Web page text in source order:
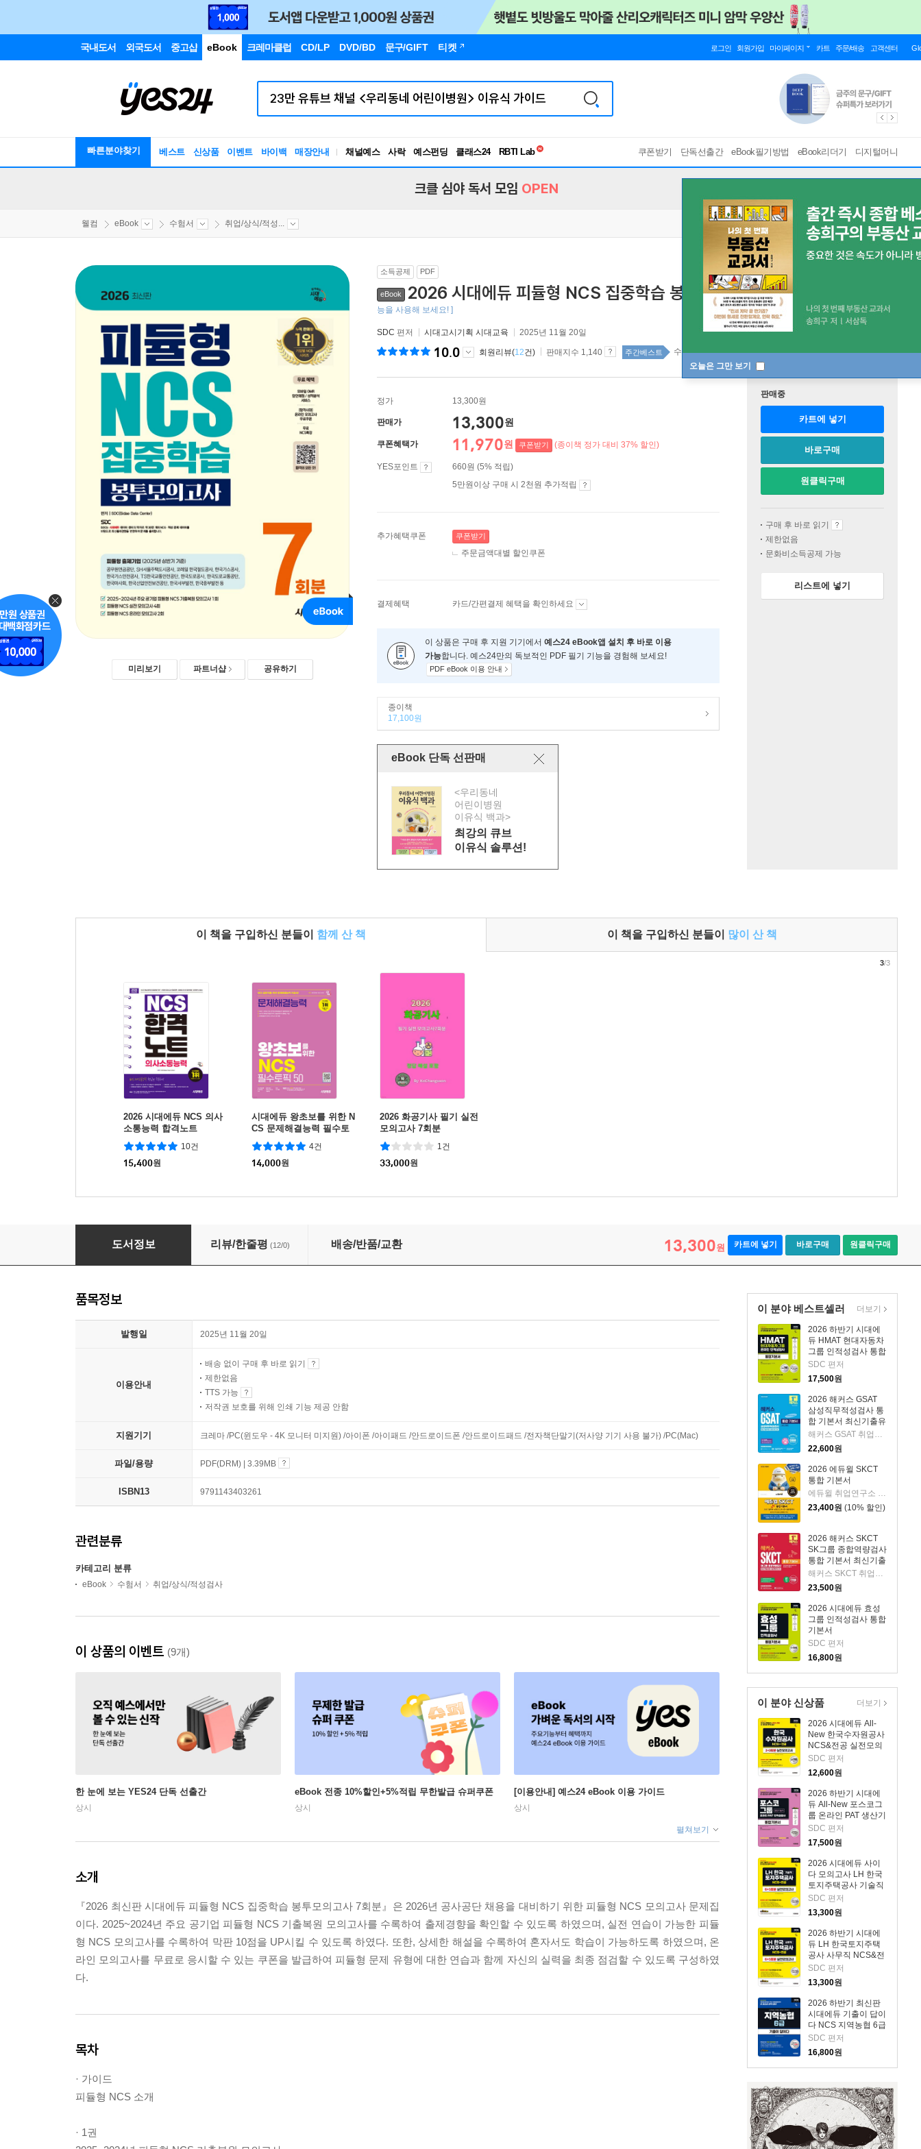
국내도서 외국도서 중고샵 eBook 크레마클럽 CD/LP DVD/BD 문구/GIFT 티켓 로그인 회원가입 마이페이지 카트 주문/배송 고객센터
빠른분야찾기 베스트 신상품 이벤트 바이백 매장안내 채널예스 사락 예스펀딩 클래스24
독서유형검사
쿠폰받기 단독선출간 eBook필기방법 eBook리더기 디지털머니
오늘은 그만 보기
크클 심야 독서 모임 OPEN
웰컴 eBook 수험서 취업/상식/적성...
미리보기 파트너샵 공유하기
소득공제 PDF
eBook 2026 시대에듀 피듈형 NCS 집중학습 봉투모의고사 7회분
능을 사용해 보세요! ]
SDC 편저 시대고시기획 시대교육 2025년 11월 20일
10.0 회원리뷰(12건) 판매지수 1,140 주간베스트 수험서 199위
정가 13,300원
판매가 13,300원
쿠폰혜택가 11,970원 쿠폰받기 (종이책 정가 대비 37% 할인)
YES포인트
660원 (5% 적립)
5만원이상 구매 시 2천원 추가적립
추가혜택쿠폰 쿠폰받기
주문금액대별 할인쿠폰
결제혜택 카드/간편결제 혜택을 확인하세요
이 상품은 구매 후 지원 기기에서 예스24 eBook앱 설치 후 바로 이용
가능합니다. 예스24만의 독보적인 PDF 필기 기능을 경험해 보세요!
PDF eBook 이용 안내
종이책
17,100원
eBook 단독 선판매
<우리동네
어린이병원
이유식 백과>
최강의 큐브
이유식 솔루션!
판매중
카트에 넣기
바로구매
원클릭구매
구매 후 바로 읽기
제한없음
문화비소득공제 가능
리스트에 넣기
이 책을 구입하신 분들이 함께 산 책 이 책을 구입하신 분들이 많이 산 책
2026 시대에듀 NCS 의사
소통능력 합격노트
10건
15,400원
시대에듀 왕초보를 위한 N
CS 문제해결능력 필수토
픽 50
4건
14,000원
2026 화공기사 필기 실전
모의고사 7회분
1건
33,000원
3/3
2026 시대에듀 피듈형 NCS 집중학습 봉투모의고사 7회분
도서정보 리뷰/한줄평 (12/0) 배송/반품/교환 13,300원 카트에 넣기 바로구매 원클릭구매
이 분야 베스트셀러
2026 하반기 시대에
듀 HMAT 현대자동차
그룹 인적성검사 통합
기본서
SDC 편저
17,500원
2026 해커스 GSAT
삼성직무적성검사 통
합 기본서 최신기출유
형+실전모의고사 (수
리/추리)
해커스 GSAT 취업교육연구소 저
22,600원
2026 에듀윌 SKCT
통합 기본서
에듀윌 취업연구소 편저
23,400원 (10% 할인)
2026 해커스 SKCT
SK그룹 종합역량검사
통합 기본서 최신기출
유형+실전모의고사
23,500원
2026 시대에듀 효성
그룹 인적성검사 통합
기본서
SDC 편저
16,800원
더보기
이 분야 신상품
2026 시대에듀 All-
New 한국수자원공사
NCS&전공 실전모의
고사 3+3회분
SDC 편저
12,600원
2026 하반기 시대에
듀 All-New 포스코그
룹 온라인 PAT 생산기
술직 통합기본서
SDC 편저
17,500원
2026 시대에듀 사이
다 모의고사 LH 한국
토지주택공사 기술직
NCS+전공
SDC 편저
13,300원
2026 하반기 시대에
듀 LH 한국토지주택
공사 사무직 NCS&전
공 실전모의고사 6+5
SDC 편저
13,300원
2026 하반기 최신판
시대에듀 기출이 답이
다 NCS 지역농협 6급
필기시험
SDC 편저
16,800원
더보기
품목정보
발행일 2025년 11월 20일
이용안내
배송 없이 구매 후 바로 읽기
제한없음
TTS 가능
저작권 보호를 위해 인쇄 기능 제공 안함
지원기기 크레마 /PC(윈도우 - 4K 모니터 미지원) /아이폰 /아이패드 /안드로이드폰 /안드로이드패드 /전자책단말기(저사양 기기 사용 불가) /PC(Mac)
파일/용량 PDF(DRM) | 3.39MB
ISBN13 9791143403261
관련분류
카테고리 분류
eBook 수험서 취업/상식/적성검사
이 상품의 이벤트 (9개)
한 눈에 보는 YES24 단독 선출간
상시
eBook 전종 10%할인+5%적립 무한발급 슈퍼쿠폰
상시
[이용안내] 예스24 eBook 이용 가이드
상시
펼쳐보기
소개
『2026 최신판 시대에듀 피듈형 NCS 집중학습 봉투모의고사 7회분』은 2026년 공사공단 채용을 대비하기 위한 피듈형 NCS 모의고사 문제집
이다. 2025~2024년 주요 공기업 피듈형 NCS 기출복원 모의고사를 수록하여 출제경향을 확인할 수 있도록 하였으며, 실전 연습이 가능한 피듈
형 NCS 모의고사를 수록하여 막판 10점을 UP시킬 수 있도록 하였다. 또한, 상세한 해설을 수록하여 혼자서도 학습이 가능하도록 하였으며, 온
라인 모의고사를 무료로 응시할 수 있는 쿠폰을 발급하여 피듈형 문제 유형에 대한 연습과 함께 자신의 실력을 최종 점검할 수 있도록 구성하였
다.
목차
· 가이드
피듈형 NCS 소개
· 1권